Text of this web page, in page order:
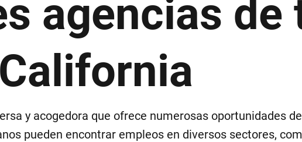
agencias de
y acogedora que ofrece numerosas oportunidades
pueden encontrar empleos en diversos sectores,